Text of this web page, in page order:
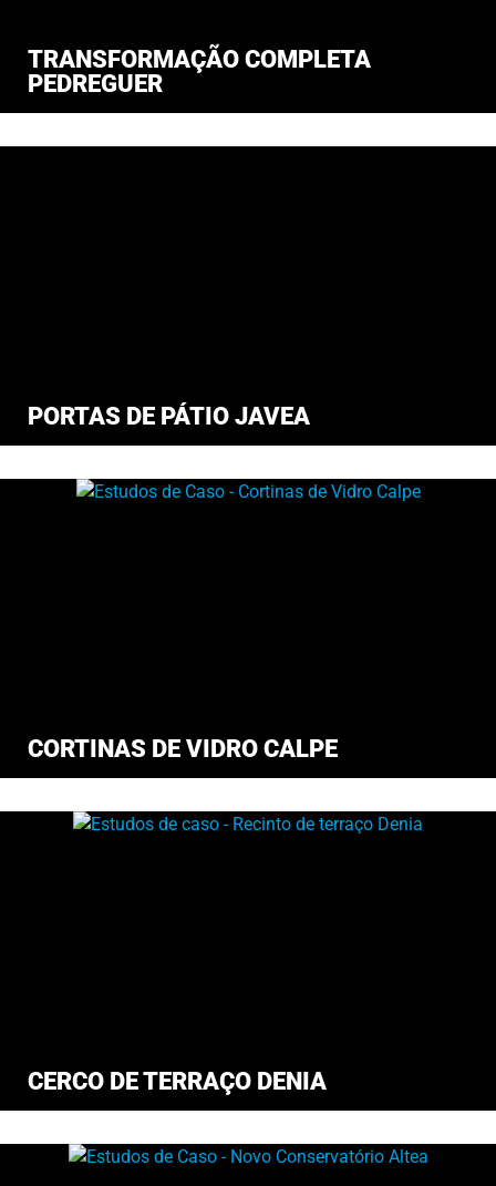
TRANSFORMAÇÃO COMPLETA
PEDREGUER
PORTAS DE PÁTIO JAVEA
CORTINAS DE VIDRO CALPE
CERCO DE TERRAÇO DENIA